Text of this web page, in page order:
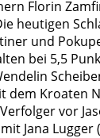
Florin
heutigen
und
bei 5,5
dem Kroaten
vor
Jana Lugger